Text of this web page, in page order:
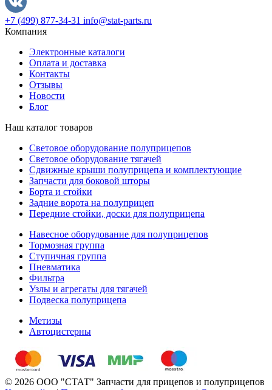
+7 (499) 877-34-31 info@stat-parts.ru
Компания
Электронные каталоги
Оплата и доставка
Контакты
Отзывы
Новости
Блог
Наш каталог товаров
Световое оборудование полуприцепов
Световое оборудование тягачей
Сдвижные крыши полуприцепа и комплектующие
Запчасти для боковой шторы
Борта и стойки
Задние ворота на полуприцеп
Передние стойки, доски для полуприцепа
Навесное оборудование для полуприцепов
Тормозная группа
Ступичная группа
Пневматика
Фильтра
Узлы и агрегаты для тягачей
Подвеска полуприцепа
Метизы
Автоцистерны
© 2026 ООО "СТАТ" Запчасти для прицепов и полуприцепов